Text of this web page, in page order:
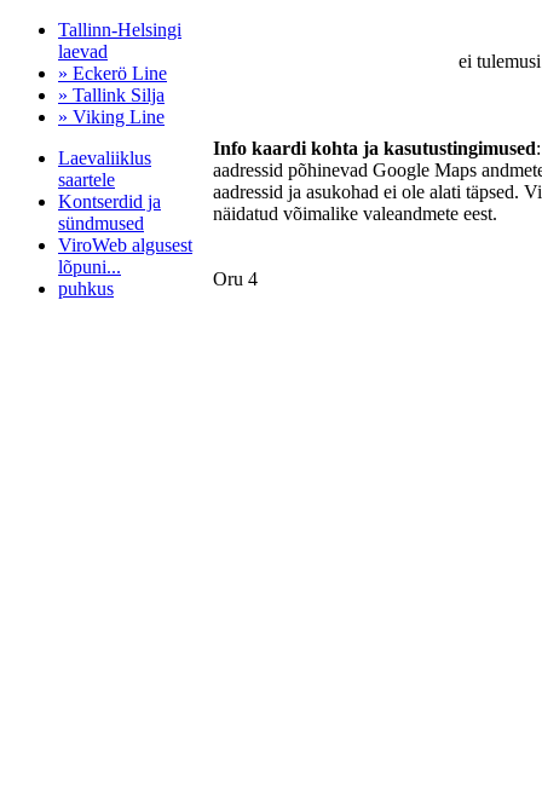
Tallinn-Helsingi
laevad
» Eckerö Line
» Tallink Silja
» Viking Line
Laevaliiklus
saartele
Kontserdid ja
sündmused
ViroWeb algusest
lõpuni...
puhkus
ei
Info kaardi kohta ja kasutustingimused
aadressid põhinevad Google Maps
aadressid ja asukohad ei ole alati täpsed.
näidatud võimalike valeandmete eest.
Oru 4